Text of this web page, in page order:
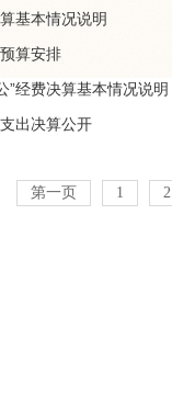
基本情况说明
算安排
”经费决算基本情况说明
出决算公开
第一页 1 2